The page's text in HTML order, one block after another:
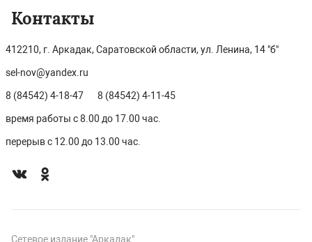
Контакты
412210, г. Аркадак, Саратовской области, ул. Ленина, 14 "б"
sel-nov@yandex.ru
8 (84542) 4-18-47 8 (84542) 4-11-45
время работы с 8.00 до 17.00 час.
перерыв с 12.00 до 13.00 час.
Сетевое издание "Аркадак".